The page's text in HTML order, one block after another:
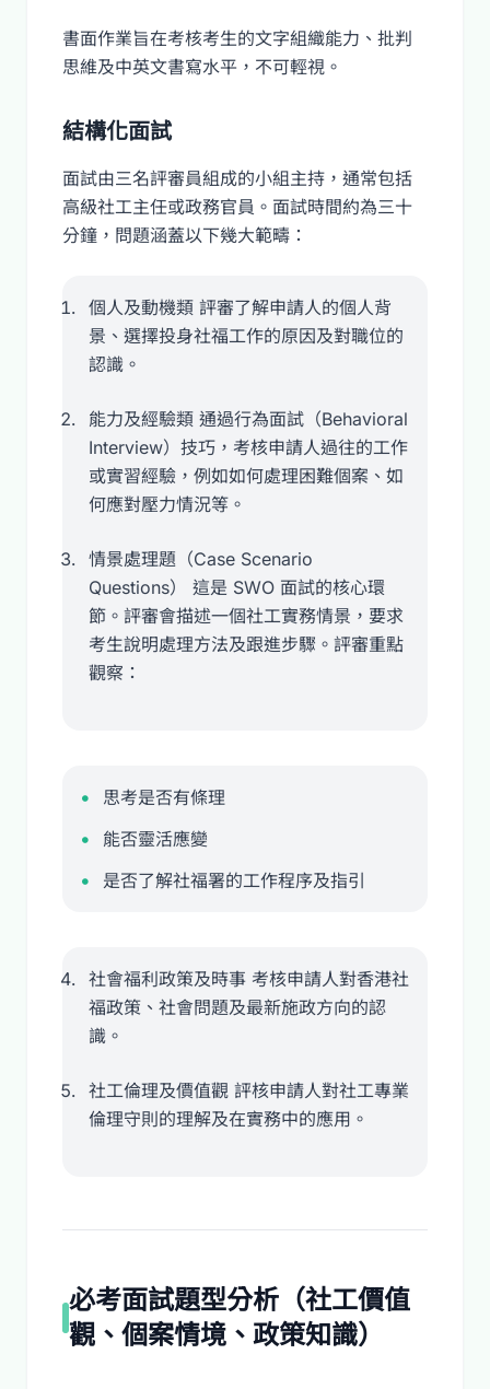
書面作業旨在考核考生的文字組織能力、批判
思維及中英文書寫水平，不可輕視。
結構化面試
面試由三名評審員組成的小組主持，通常包括
高級社工主任或政務官員。面試時間約為三十
分鐘，問題涵蓋以下幾大範疇：
個人及動機類 評審了解申請人的個人背
景、選擇投身社福工作的原因及對職位的
認識。
能力及經驗類 通過行為面試（Behavioral
Interview）技巧，考核申請人過往的工作
或實習經驗，例如如何處理困難個案、如
何應對壓力情況等。
情景處理題（Case Scenario
Questions） 這是 SWO 面試的核心環
節。評審會描述一個社工實務情景，要求
考生說明處理方法及跟進步驟。評審重點
觀察：
思考是否有條理
能否靈活應變
是否了解社福署的工作程序及指引
社會福利政策及時事 考核申請人對香港社
福政策、社會問題及最新施政方向的認
識。
社工倫理及價值觀 評核申請人對社工專業
倫理守則的理解及在實務中的應用。
必考面試題型分析（社工價值
觀、個案情境、政策知識）